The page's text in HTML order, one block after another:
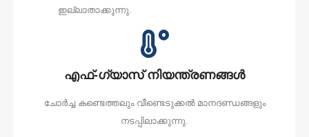
ഇല്ലാതാക്കുന്നു.
എഫ്-ഗ്യാസ് നിയന്ത്രണങ്ങൾ
ചോർച്ച കണ്ടെത്തലും വീണ്ടെടുക്കൽ മാനദണ്ഡങ്ങളും
നടപ്പിലാക്കുന്നു.